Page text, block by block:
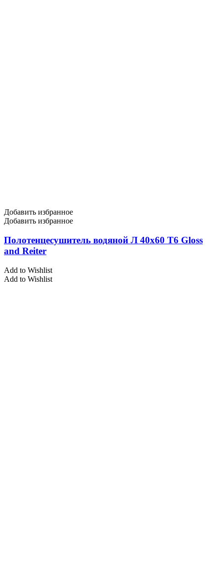
Добавить избранное
Добавить избранное
Полотенцесушитель водяной Л 40х60 Т6 Gloss
and Reiter
Add to Wishlist
Add to Wishlist